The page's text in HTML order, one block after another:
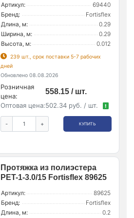
Артикул:
69440
Бренд:
Fortisflex
Длина, м:
0.29
Ширина, м:
0.29
Высота, м:
0.012
239 шт., срок поставки 5-7 рабочих
дней
Обновлено 08.08.2026
Розничная
цена:
558.15 / шт.
Оптовая цена:502.34 руб. / шт. !
- + КУПИТЬ
Протяжка из полиэстера
PET-1-3.0/15 Fortisflex 89625
Артикул:
89625
Бренд:
Fortisflex
Длина, м:
0.2